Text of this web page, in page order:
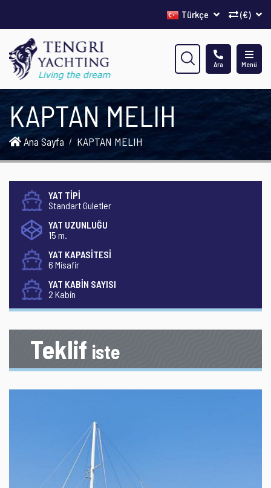
(€)
Türkçe
Menü
Ara
KAPTAN MELIH
Ana Sayfa KAPTAN MELIH
YAT TİPİ
Standart Guletler
YAT UZUNLUĞU
15 m.
YAT KAPASİTESİ
6 Misafir
YAT KABİN SAYISI
2 Kabin
Teklif iste